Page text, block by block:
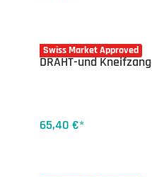
Swiss Market Approved
16-7535.15
DRAHT-und
65,40 €*